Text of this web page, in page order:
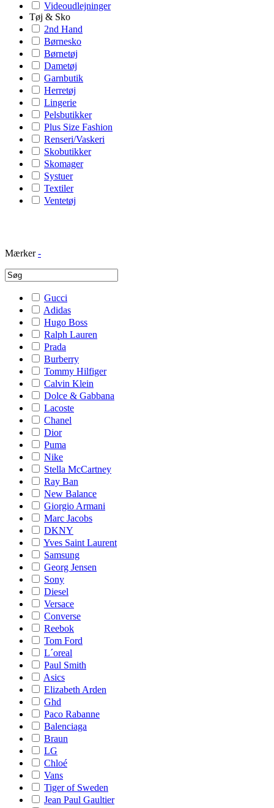
Videoudlejninger
Tøj & Sko
2nd Hand
Børnesko
Børnetøj
Dametøj
Garnbutik
Herretøj
Lingerie
Pelsbutikker
Plus Size Fashion
Renseri/Vaskeri
Skobutikker
Skomager
Systuer
Textiler
Ventetøj
Mærker -
Gucci
Adidas
Hugo Boss
Ralph Lauren
Prada
Burberry
Tommy Hilfiger
Calvin Klein
Dolce & Gabbana
Lacoste
Chanel
Dior
Puma
Nike
Stella McCartney
Ray Ban
New Balance
Giorgio Armani
Marc Jacobs
DKNY
Yves Saint Laurent
Samsung
Georg Jensen
Sony
Diesel
Versace
Converse
Reebok
Tom Ford
L´oreal
Paul Smith
Asics
Elizabeth Arden
Ghd
Paco Rabanne
Balenciaga
Braun
LG
Chloé
Vans
Tiger of Sweden
Jean Paul Gaultier